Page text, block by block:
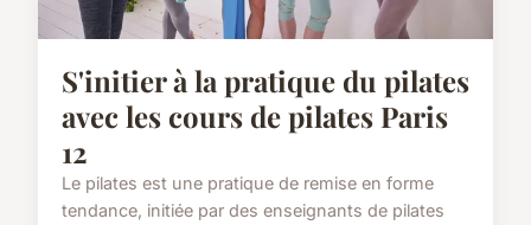
S'initier à la pratique du pilates
avec les cours de pilates Paris
12
Le pilates est une pratique de remise en forme
tendance, initiée par des enseignants de pilates